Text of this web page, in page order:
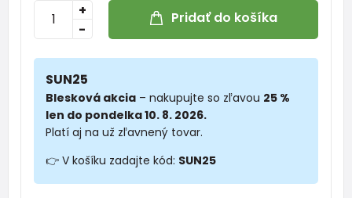
-
+ Pridať do košíka
SUN25
Blesková akcia – nakupujte so zľavou 25 %
len do pondelka 10. 8. 2026.
Platí aj na už zľavnený tovar.
👉 V košíku zadajte kód: SUN25